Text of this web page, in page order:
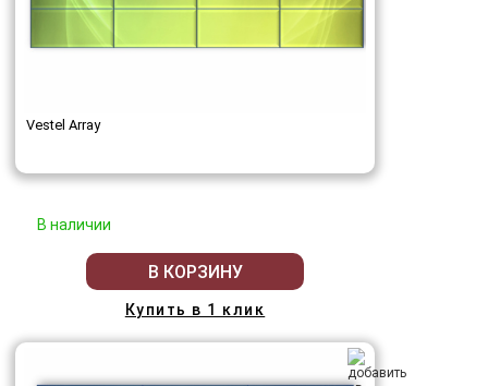
Vestel Array
В наличии
В КОРЗИНУ
Купить в 1 клик